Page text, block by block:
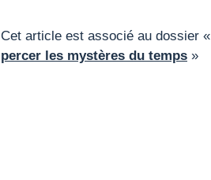
Cet article est associé au dossier
percer les mystères du temps »